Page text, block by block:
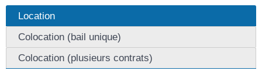
Location
Colocation (bail unique)
Colocation (plusieurs contrats)